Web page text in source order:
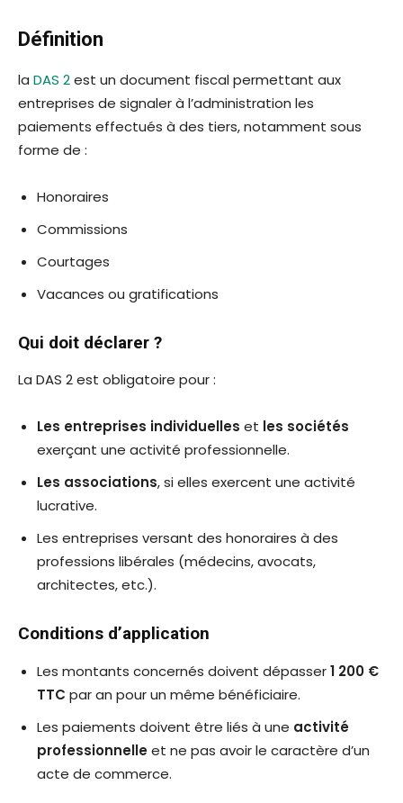
Définition
la DAS 2est un document fiscal permettant aux
entreprises de signaler à l’administration les
paiements effectués à des tiers, notamment sous
forme de :
Honoraires
Commissions
Courtages
Vacances ou gratifications
Qui doit déclarer ?
La DAS 2 est obligatoire pour :
Les entreprises individuelles et les sociétés
exerçant une activité professionnelle.
Les associations, si elles exercent une activité
lucrative.
Les entreprises versant des honoraires à des
professions libérales (médecins, avocats,
architectes, etc.).
Conditions d’application
Les montants concernés doivent dépasser1 200 €
TTC par an pour un même bénéficiaire.
Les paiements doivent être liés à une activité
professionnelleet ne pas avoir le caractère d’un
acte de commerce.